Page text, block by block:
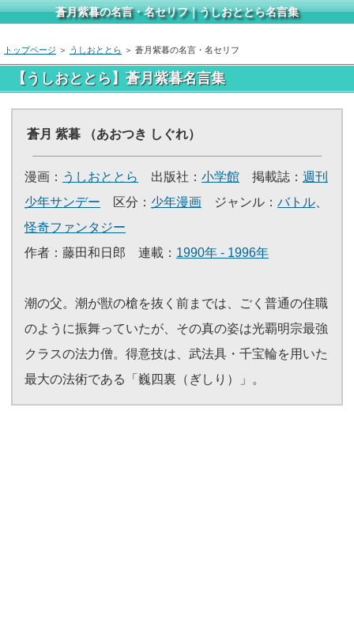
蒼月紫暮の名言・名セリフ｜うしおととら名言集
トップページ ＞ うしおととら ＞ 蒼月紫暮の名言・名セリフ
【うしおととら】蒼月紫暮名言集
蒼月 紫暮 （あおつき しぐれ）
漫画： うしおととら 出版社： 小学館 掲載誌： 週刊
少年サンデー 区分： 少年漫画 ジャンル： バトル
怪奇ファンタジー
作者：藤田和日郎 連載： 1990年 - 1996年
潮の父。潮が獣の槍を抜く前までは、ごく普通の住職
のように振舞っていたが、その真の姿は光覇明宗最強
クラスの法力僧。得意技は、武法具・千宝輪を用いた
最大の法術である「巍四裏（ぎしり）」。